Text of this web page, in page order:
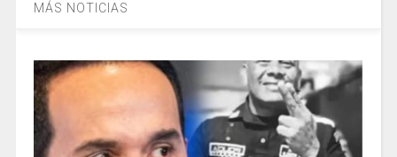
MÁS NOTICIAS